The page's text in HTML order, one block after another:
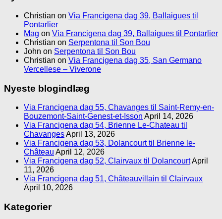
Christian on Via Francigena dag 39, Ballaigues til
Pontarlier
Mag on Via Francigena dag 39, Ballaigues til Pontarlier
Christian on Serpentona til Son Bou
John on Serpentona til Son Bou
Christian on Via Francigena dag 35, San Germano
Vercellese – Viverone
Nyeste blogindlæg
Via Francigena dag 55, Chavanges til Saint-Remy-en-
Bouzemont-Saint-Genest-et-Isson April 14, 2026
Via Francigena dag 54, Brienne Le-Chateau til
ChavangesApril 13, 2026
Via Francigena dag 53, Dolancourt til Brienne le-
Château April 12, 2026
Via Francigena dag 52, Clairvaux til DolancourtApril
11, 2026
Via Francigena dag 51, Châteauvillain til Clairvaux
April 10, 2026
Kategorier